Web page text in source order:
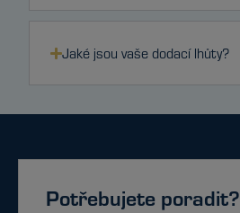
Jaké jsou vaše dodací lhůty?
Potřebujete poradit?